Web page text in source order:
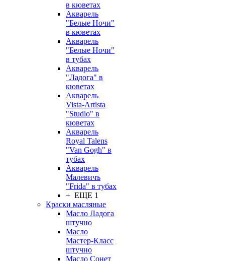
в кюветах
Акварель
"Белые Ночи"
в кюветах
Акварель
"Белые Ночи"
в тубах
Акварель
"Ладога" в
кюветах
Акварель
Vista-Artista
"Studio" в
кюветах
Акварель
Royal Talens
"Van Gogh" в
тубах
Акварель
Малевичъ
"Frida" в тубах
+ ЕЩЕ 1
Краски масляные
Масло Ладога
штучно
Масло
Мастер-Класс
штучно
Масло Сонет